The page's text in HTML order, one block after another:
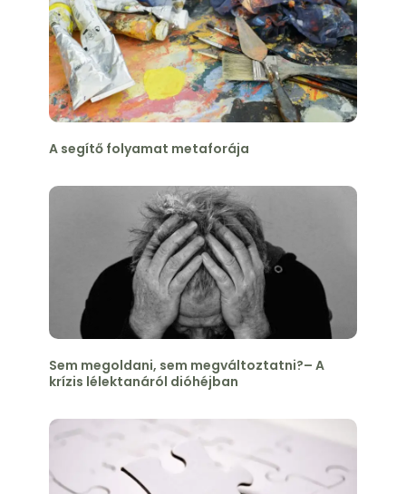
A segítő folyamat metaforája
Sem megoldani, sem megváltoztatni?– A
krízis lélektanáról dióhéjban